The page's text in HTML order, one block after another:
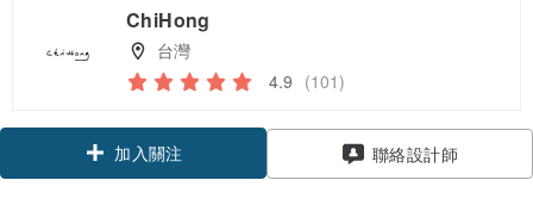
ChiHong
台灣
4.9 (101)
加入關注 聯絡設計師